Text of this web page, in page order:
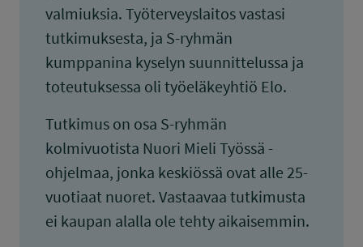
valmiuksia. Työterveyslaitos vastasi
tutkimuksesta, ja S-ryhmän
kumppanina kyselyn suunnittelussa ja
toteutuksessa oli työeläkeyhtiö Elo.
Tutkimus on osa S-ryhmän
kolmivuotista Nuori Mieli Työssä -
ohjelmaa, jonka keskiössä ovat alle 25-
vuotiaat nuoret. Vastaavaa tutkimusta
ei kaupan alalla ole tehty aikaisemmin.